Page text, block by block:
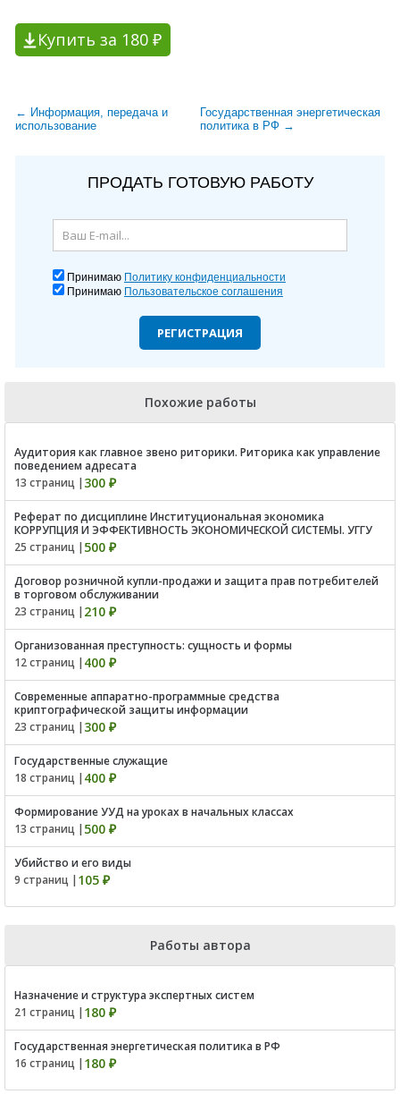
Купить за 180 ₽
← Информация, передача и
использование
Государственная энергетическая
политика в РФ →
ПРОДАТЬ ГОТОВУЮ РАБОТУ
Принимаю Политику конфиденциальности
Принимаю Пользовательское соглашения
РЕГИСТРАЦИЯ
Похожие работы
Аудитория как главное звено риторики. Риторика как управление
поведением адресата
13 страниц | 300 ₽
Реферат по дисциплине Институциональная экономика
КОРРУПЦИЯ И ЭФФЕКТИВНОСТЬ ЭКОНОМИЧЕСКОЙ СИСТЕМЫ. УГГУ
25 страниц | 500 ₽
Договор розничной купли-продажи и защита прав потребителей
в торговом обслуживании
23 страниц | 210 ₽
Организованная преступность: сущность и формы
12 страниц | 400 ₽
Современные аппаратно-программные средства
криптографической защиты информации
23 страниц | 300 ₽
Государственные служащие
18 страниц | 400 ₽
Формирование УУД на уроках в начальных классах
13 страниц | 500 ₽
Убийство и его виды
9 страниц | 105 ₽
Работы автора
Назначение и структура экспертных систем
21 страниц | 180 ₽
Государственная энергетическая политика в РФ
16 страниц | 180 ₽